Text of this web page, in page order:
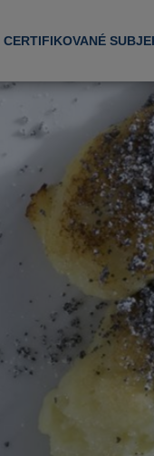
CERTIFIKOVANÉ